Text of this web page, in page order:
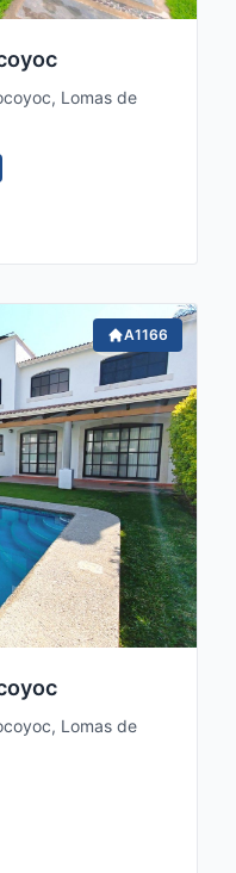
Lomas de
A1166
Lomas de